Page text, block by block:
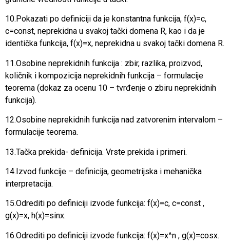
10.Pokazati po definiciji da je konstantna funkcija, f(x)=c,
c=const, neprekidna u svakoj tački domena R, kao i da je
identička funkcija, f(x)=x, neprekidna u svakoj tački domena R.
11.Osobine neprekidnih funkcija : zbir, razlika, proizvod,
količnik i kompozicija neprekidnih funkcija – formulacije
teorema (dokaz za ocenu 10 – tvrđenje o zbiru neprekidnih
funkcija).
12.Osobine neprekidnih funkcija nad zatvorenim intervalom –
formulacije teorema.
13.Tačka prekida- definicija. Vrste prekida i primeri.
14.Izvod funkcije – definicija, geometrijska i mehanička
interpretacija.
15.Odrediti po definiciji izvode funkcija: f(x)=c, c=const ,
g(x)=x, h(x)=sinx.
16.Odrediti po definiciji izvode funkcija: f(x)=x^n , g(x)=cosx.